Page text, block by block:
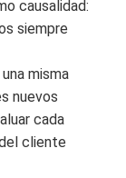
causalidad:
siempre
misma
nuevos
cada
cliente